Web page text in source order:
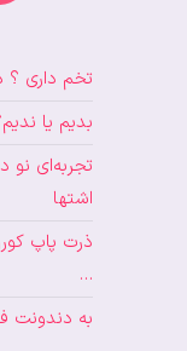
تخم داری ؟
بدیم یا
تجربه‌ای نو
اشتها
ذرت پاپ
…
به دندونت